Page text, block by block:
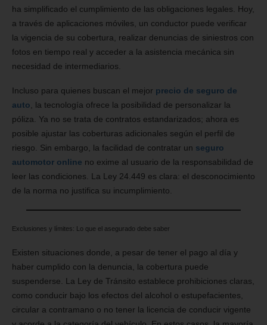
ha simplificado el cumplimiento de las obligaciones legales. Hoy,
a través de aplicaciones móviles, un conductor puede verificar
la vigencia de su cobertura, realizar denuncias de siniestros con
fotos en tiempo real y acceder a la asistencia mecánica sin
necesidad de intermediarios.
Incluso para quienes buscan el mejor precio de seguro de
auto , la tecnología ofrece la posibilidad de personalizar la
póliza. Ya no se trata de contratos estandarizados; ahora es
posible ajustar las coberturas adicionales según el perfil de
riesgo. Sin embargo, la facilidad de contratar un seguro
automotor online no exime al usuario de la responsabilidad de
leer las condiciones. La Ley 24.449 es clara: el desconocimiento
de la norma no justifica su incumplimiento.
Exclusiones y límites: Lo que el asegurado debe saber
Existen situaciones donde, a pesar de tener el pago al día y
haber cumplido con la denuncia, la cobertura puede
suspenderse. La Ley de Tránsito establece prohibiciones claras,
como conducir bajo los efectos del alcohol o estupefacientes,
circular a contramano o no tener la licencia de conducir vigente